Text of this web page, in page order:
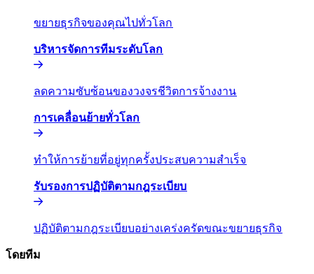
ขยายธุรกิจของคุณไปทั่วโลก​​
บริหารจัดการทีมระดับโลก​​
ลดความซับซ้อนของวงจรชีวิตการจ้างงาน​​
การเคลื่อนย้ายทั่วโลก​​
ทำให้การย้ายที่อยู่ทุกครั้งประสบความสำเร็จ​​
รับรองการปฏิบัติตามกฎระเบียบ​​
ปฏิบัติตามกฎระเบียบอย่างเคร่งครัดขณะขยายธุรกิจ​​
โดยทีม​​